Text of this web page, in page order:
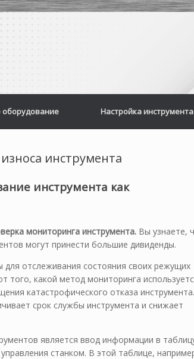
Настройка инструмента
инструмента
инструмента как
мониторинга инструмента. Вы узнаете,
могут принести большие дивиденды.
отслеживания состояния своих режущих
того, какой метод мониторинга
катастрофического отказа
срок службы инструмента и снижает
является ввод информации в
станком. В этой таблице,